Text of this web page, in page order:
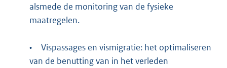
alsmede de monitoring van de fysieke
maatregelen.
•
Vispassages en vismigratie: het optimaliseren
van de benutting van in het verleden